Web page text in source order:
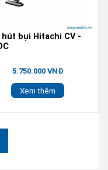
hút bụi Hitachi CV -
5.750.000 VNĐ
Xem thêm